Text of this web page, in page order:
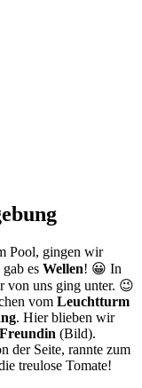
Pool, gingen wir
es Wellen! 😀 In
von uns ging unter. 😉
vom Leuchtturm
. Hier blieben wir
(Bild).
der Seite, rannte zum
treulose Tomate!